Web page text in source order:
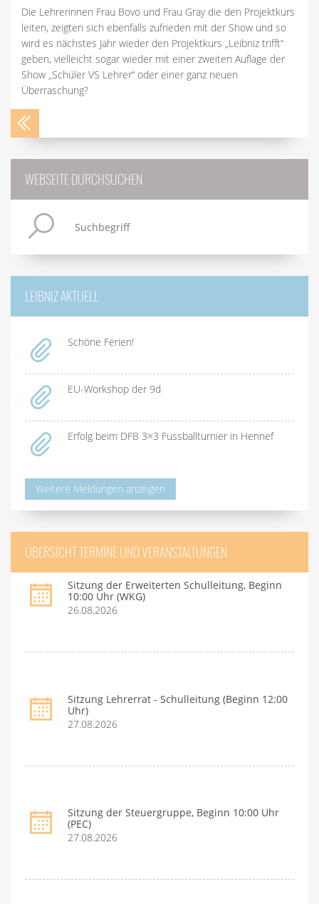
Die Lehrerinnen Frau Bovo und Frau Gray die den Projektkurs
leiten, zeigten sich ebenfalls zufrieden mit der Show und so
wird es nächstes Jahr wieder den Projektkurs „Leibniz trifft“
geben, vielleicht sogar wieder mit einer zweiten Auflage der
Show „Schüler VS Lehrer“ oder einer ganz neuen
Überraschung?
WEBSEITE DURCHSUCHEN
LEIBNIZ AKTUELL
Schöne Ferien!
EU-Workshop der 9d
Erfolg beim DFB 3×3 Fussballturnier in Hennef
Weitere Meldungen anzeigen
ÜBERSICHT TERMINE UND VERANSTALTUNGEN
Sitzung der Erweiterten Schulleitung, Beginn
10:00 Uhr (WKG)
26.08.2026
Sitzung Lehrerrat - Schulleitung (Beginn 12:00
Uhr)
27.08.2026
Sitzung der Steuergruppe, Beginn 10:00 Uhr
(PEC)
27.08.2026